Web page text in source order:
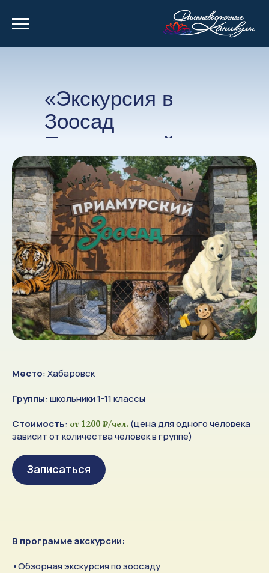
«Экскурсия в
Зоосад
Приамурский»
Место: Хабаровск
Группы: школьники 1-11 классы
Стоимость: от 1200 ₽/чел. (цена для одного человека
зависит от количества человек в группе)
Записаться
В программе экскурсии:
•Обзорная экскурсия по зоосаду